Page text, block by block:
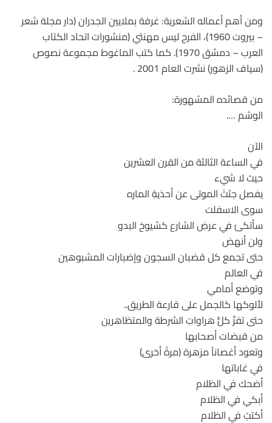
ومن أهم أعماله الشعرية: غرفة بملايين الجدران (دار مجلة شعر
– بيروت 1960)، الفرح ليس مهنتي (منشورات اتحاد الكتاب
العرب – دمشق 1970). كما كتب الماغوط مجموعة نصوص
(سياف الزهور) نشرت العام 2001 .
من قصائده المشهورة:
الوشم ….
الآن
في الساعة الثالثة من القرن العشرين
حيث لا شيء
يفصل جثثَ الموتى عن أحذيةِ الماره
سوى الاسفلت
سأتكئ في عرضِ الشارع كشيوخ البدو
ولن أنهض
حتى تجمع كل قضبان السجون وإضبارات المشبوهين
في العالم
وتوضع أمامي
لألوكها كالجمل على قارعة الطريق..
حتى تفرَّ كلُّ هراواتِ الشرطة والمتظاهرين
من قبضات أصحابها
وتعود أغصاناً مزهرة (مرةً أخرى)
في غاباتها
أضحك في الظلام
أبكي في الظلام
أكتبُ في الظلام